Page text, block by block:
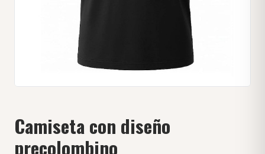
Camiseta con diseño
precolombino